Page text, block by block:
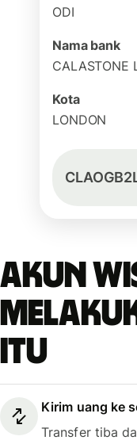
ODI
Nama bank
CALASTONE
Kota
LONDON
Akun
itu
Kirim uang ke
Transfer tiba